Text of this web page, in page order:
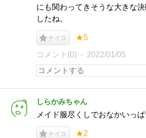
にも関わってきそうな大きな
したね。
ナイス ★5
コメント(0) 2022/01/05
しらかみちゃん
メイド服尽くしでおなかいっ
ナイス ★2